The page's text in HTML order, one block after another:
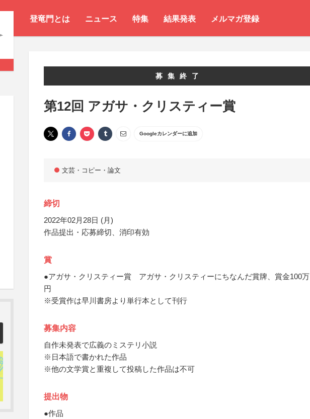
登竜門とは ニュース 特集 結果発表 メルマガ登録
募集終了
第12回 アガサ・クリスティー賞
Googleカレンダーに追加
文芸・コピー・論文
締切
2022年02月28日 (月)
作品提出・応募締切、消印有効
賞
●アガサ・クリスティー賞 アガサ・クリスティーにちなんだ賞牌、賞金100万
円
※受賞作は早川書房より単行本として刊行
募集内容
自作未発表で広義のミステリ小説
※日本語で書かれた作品
※他の文学賞と重複して投稿した作品は不可
提出物
●作品